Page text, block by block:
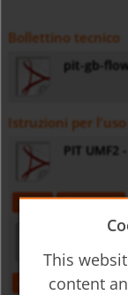
Bollettino tecnico
pit-gb-
Istruzioni per l'uso
PIT
open
download
PIT -
download
This
content